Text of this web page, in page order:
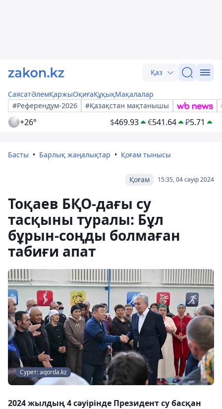
Қаз
СаясатӘлемҚаржыОқиғаҚұқықМақалалар
#Референдум-2026
#Қазақстан мақтанышы
+26° $469.93 €541.64 ₽5.71
Басты Барлық жаңалықтар Қоғам тынысы
15:35, 04 сәуір 2024
Қоғам
Тоқаев БҚО-дағы су
тасқыны туралы: Бұл
бұрын-соңды болмаған
табиғи апат
Сурет: aqorda.kz
2024 жылдың 4 сәуірінде Президент су басқан